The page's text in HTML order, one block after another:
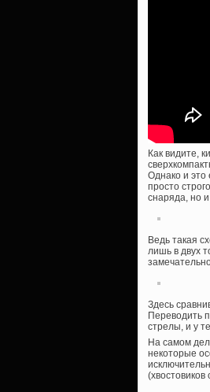
Как видите,
Однако и это
просто
снаряда, но
Ведь такая
лишь в двух
Здесь
Переводить
стрелы, и у
На самом
некоторые
(хвостовиков